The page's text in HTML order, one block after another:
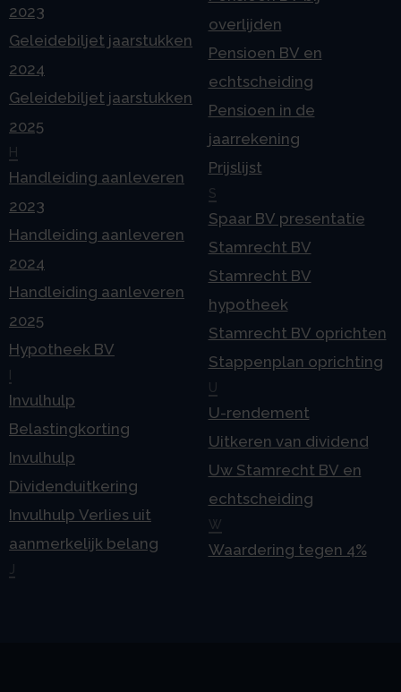
2023
Geleidebiljet jaarstukken
2024
Geleidebiljet jaarstukken
2025
H
Handleiding aanleveren
2023
Handleiding aanleveren
2024
Handleiding aanleveren
2025
Hypotheek BV
Invulhulp
Belastingkorting
Invulhulp
Dividenduitkering
Invulhulp Verlies uit
aanmerkelijk belang
overlijden
Pensioen BV en
echtscheiding
Pensioen in de
jaarrekening
Prijslijst
S
Spaar BV presentatie
Stamrecht BV
Stamrecht BV
hypotheek
Stamrecht BV oprichten
Stappenplan oprichting
U
U-rendement
Uitkeren van dividend
Uw Stamrecht BV en
echtscheiding
W
Waardering tegen 4%